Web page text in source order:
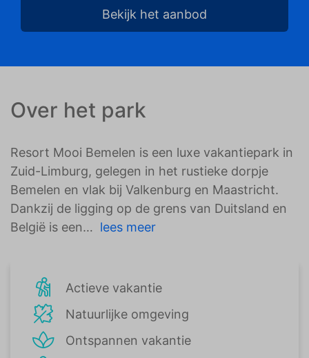
Bekijk het aanbod
Over het park
Resort Mooi Bemelen is een luxe vakantiepark in
Zuid-Limburg, gelegen in het rustieke dorpje
Bemelen en vlak bij Valkenburg en Maastricht.
Dankzij de ligging op de grens van Duitsland en
België is een
lees meer
Actieve vakantie
Natuurlijke omgeving
Ontspannen vakantie